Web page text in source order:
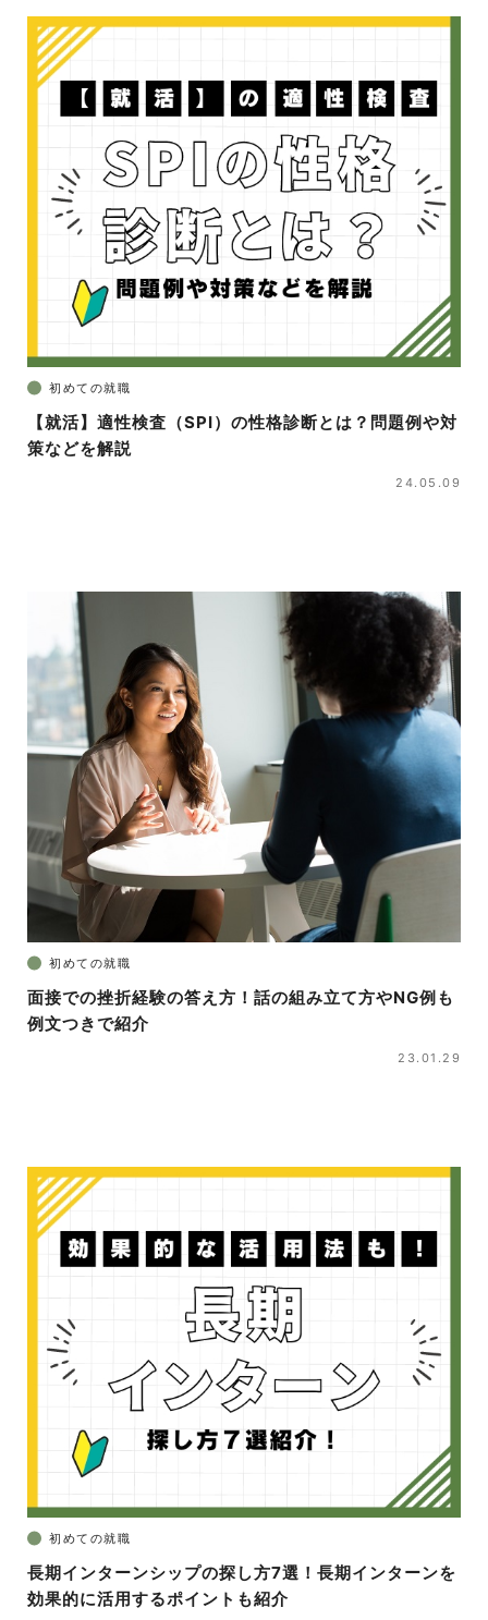
初めての就職
【就活】適性検査（SPI）の性格診断とは？問題例や対
策などを解説
24.05.09
初めての就職
面接での挫折経験の答え方！話の組み立て方やNG例も
例文つきで紹介
23.01.29
初めての就職
長期インターンシップの探し方7選！長期インターンを
効果的に活用するポイントも紹介